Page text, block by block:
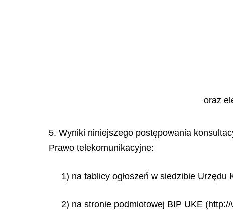
oraz
5. Wyniki niniejszego postępowania
Prawo telekomunikacyjne:
1) na tablicy ogłoszeń w siedzibie
2) na stronie podmiotowej BIP UKE